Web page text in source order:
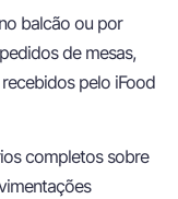
balcão ou por
de mesas,
pelo iFood
completos sobre